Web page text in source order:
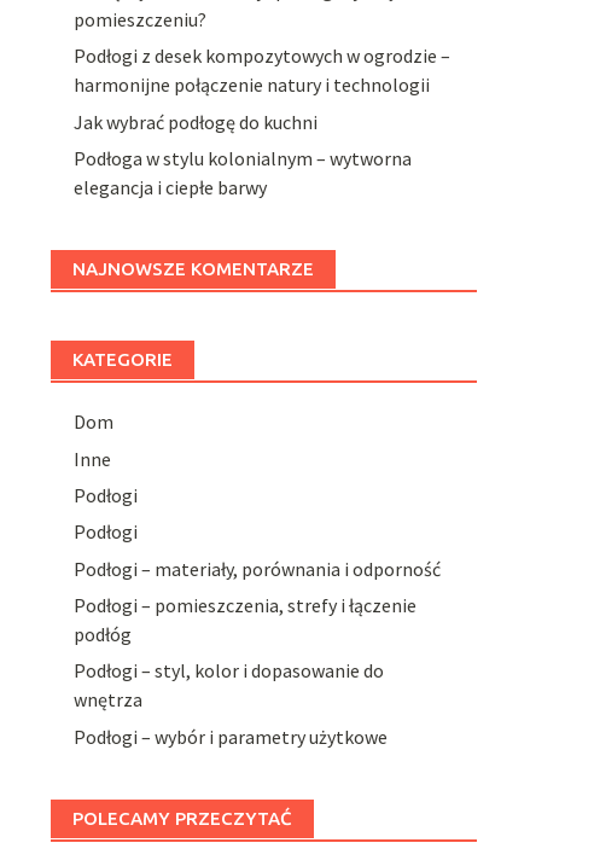
pomieszczeniu?
Podłogi z desek kompozytowych w ogrodzie –
harmonijne połączenie natury i technologii
Jak wybrać podłogę do kuchni
Podłoga w stylu kolonialnym – wytworna
elegancja i ciepłe barwy
NAJNOWSZE KOMENTARZE
KATEGORIE
Dom
Inne
Podłogi
Podłogi
Podłogi – materiały, porównania i odporność
Podłogi – pomieszczenia, strefy i łączenie
podłóg
Podłogi – styl, kolor i dopasowanie do
wnętrza
Podłogi – wybór i parametry użytkowe
POLECAMY PRZECZYTAĆ